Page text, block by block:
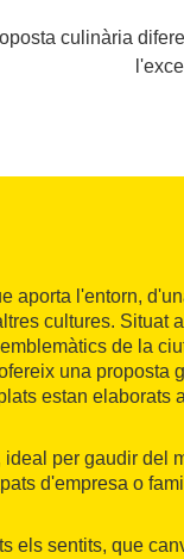
culinària
aporta l'entorn,
cultures. Situat
de la
una proposta
estan elaborats
per gaudir del
d'empresa o
els sentits, que